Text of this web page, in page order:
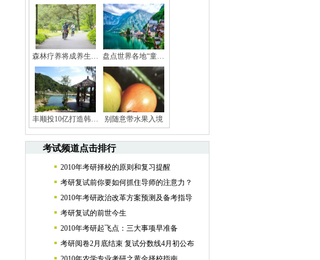
森林疗养将成养生… 盘点世界各地“童…
丰顺投10亿打造韩… 别随意带水果入境
考试频道点击排行
2010年考研择校的原则和复习提醒
考研复试前你要如何抓住导师的注意力？
2010年考研政治改革方案预测及备考指导
考研复试的前世今生
2010年考研起飞点：三大事项早准备
考研阅卷2月底结束 复试分数线4月初公布